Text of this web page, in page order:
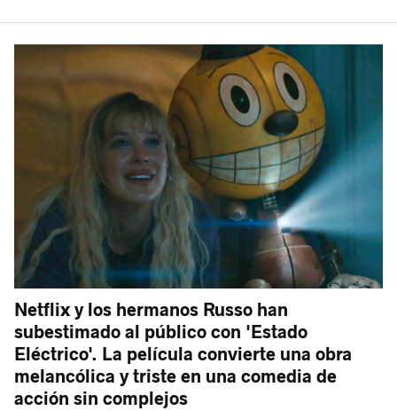
Netflix y los hermanos Russo han
subestimado al público con 'Estado
Eléctrico'. La película convierte una obra
melancólica y triste en una comedia de
acción sin complejos